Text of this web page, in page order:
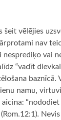
šeit vēlējies
nav
nesprediķo vai
“vadīt
namu,